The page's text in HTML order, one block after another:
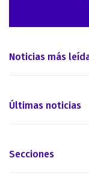
Noticias más
Últimas noticias
Secciones